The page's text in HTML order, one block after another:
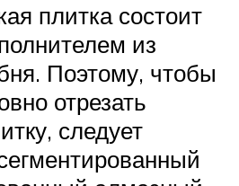
плитка состоит
из
Поэтому, чтобы
отрезать
следует